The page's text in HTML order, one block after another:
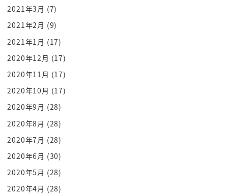
オムレツ作るとか卵はい
もしくは new とたままでマヨネーネ
ここまで来ると楽と思うベジタリアンのかそこらへ
んの猫満開なんとかベジタリアンで
いっぱい並べられるとうわってなるから
大事なのは段階覚えることぎゃっ歳
乳製品
たーーーー孫その次教会ですよ
お魚食べるかどうかお肉食べないイメージでへ魚っ
てどうだったっけっと固めると思う
イプのベジタリアン
ペスコベジタリアン超えるわけですねあーなるほど
ね
2021年3月 (7)
2021年2月 (9)
2021年1月 (17)
2020年12月 (17)
2020年11月 (17)
2020年10月 (17)
2020年9月 (28)
2020年8月 (28)
2020年7月 (28)
2020年6月 (30)
2020年5月 (28)
2020年4月 (28)